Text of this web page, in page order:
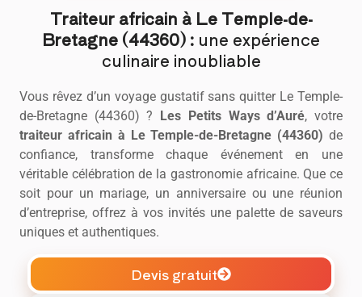
Traiteur africain à Le Temple-de-
Bretagne (44360) : une expérience
culinaire inoubliable
Vous rêvez d’un voyage gustatif sans quitter Le Temple-
de-Bretagne (44360) ?
Les Petits Ways d’Auré, votre
traiteur africain à Le Temple-de-Bretagne (44360) de
confiance, transforme chaque événement en une
véritable célébration de la gastronomie africaine. Que ce
soit pour un mariage, un anniversaire ou une réunion
d’entreprise, offrez à vos invités une palette de saveurs
uniques et authentiques.
Devis gratuit